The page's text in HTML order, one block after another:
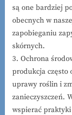
są one bardziej
obecnych w
zapobieganiu
skórnych.
3. Ochrona
produkcja często
uprawy roślin i
zanieczyszczeń.
wspierać